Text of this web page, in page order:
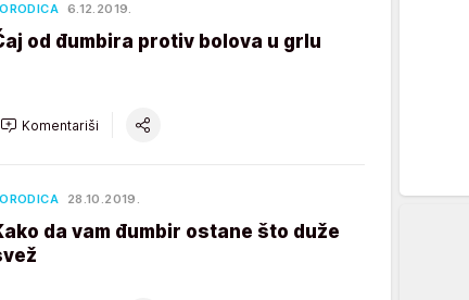
6.12.2019.
od đumbira protiv bolova u grlu
Komentariši
28.10.2019.
da vam đumbir ostane što duže